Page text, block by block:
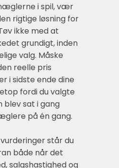
i spil, vær
rigtige løsning for
ikke med at
grundigt, inden
valg. Måske
reelle pris
i sidste ende dine
fordi du valgte
blev sat i gang
på én gang.
står du
både når det
salgshastighed og